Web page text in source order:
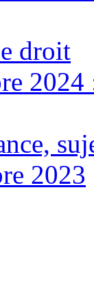
droit
2024
2023